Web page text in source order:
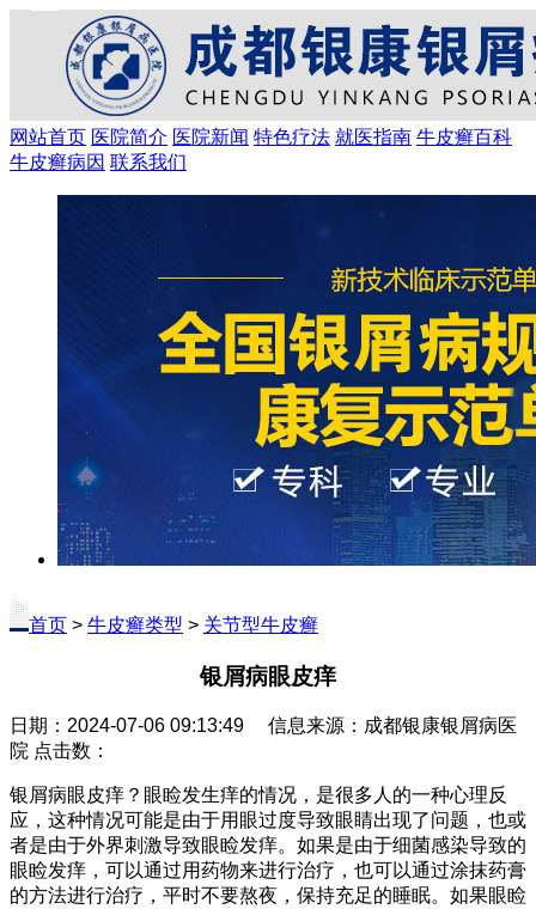
网站首页 医院简介 医院新闻 特色疗法 就医指南 牛皮癣百科
牛皮癣病因 联系我们
首页 > 牛皮癣类型 > 关节型牛皮癣
银屑病眼皮痒
日期：2024-07-06 09:13:49 信息来源：成都银康银屑病医
院 点击数：
银屑病眼皮痒？眼睑发生痒的情况，是很多人的一种心理反
应，这种情况可能是由于用眼过度导致眼睛出现了问题，也或
者是由于外界刺激导致眼睑发痒。如果是由于细菌感染导致的
眼睑发痒，可以通过用药物来进行治疗，也可以通过涂抹药膏
的方法进行治疗，平时不要熬夜，保持充足的睡眠。如果眼睑